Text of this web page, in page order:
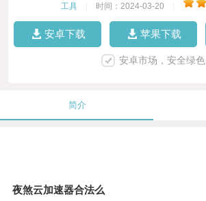
工具 时间：2024-03-20
安卓下载 苹果下载
安卓市场，安全绿色
简介
夜煞云加速器合法么